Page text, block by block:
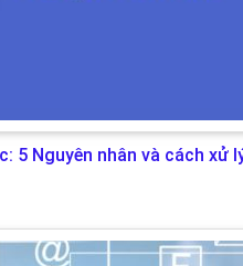
5 Nguyên nhân và cách xử